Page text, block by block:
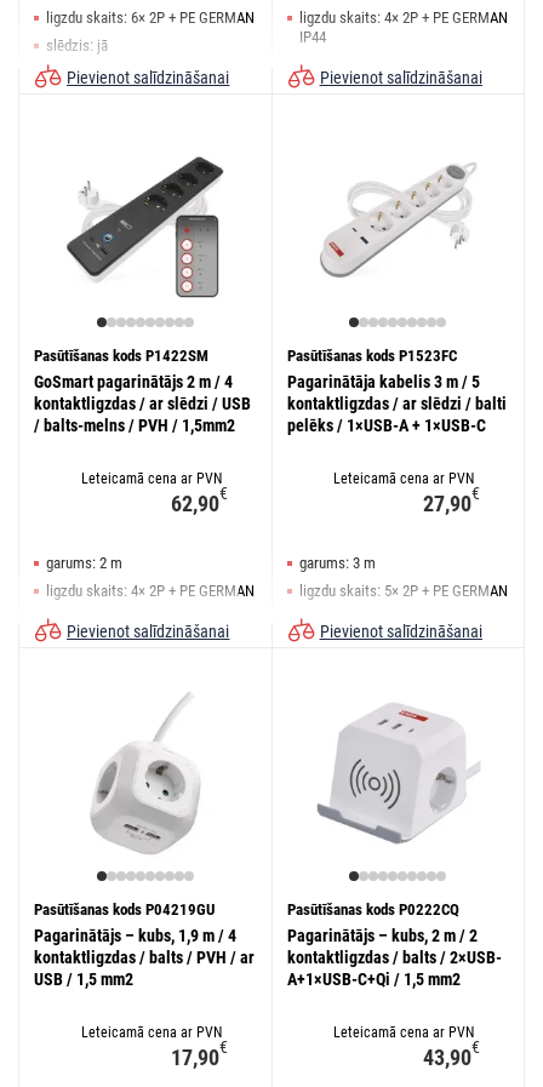
ligzdu skaits: 6× 2P + PE GERMAN
slēdzis: jā
Pievienot salīdzināšanai
ligzdu skaits: 4× 2P + PE GERMAN
IP44
slēdzis: jā
Pievienot salīdzināšanai
Pasūtīšanas kods P1422SM
GoSmart pagarinātājs 2 m / 4
kontaktligzdas / ar slēdzi / USB
/ balts-melns / PVH / 1,5mm2
Leteicamā cena ar PVN
62,90€
garums: 2 m
ligzdu skaits: 4× 2P + PE GERMAN
slēdzis: jā
Pievienot salīdzināšanai
Pasūtīšanas kods P1523FC
Pagarinātāja kabelis 3 m / 5
kontaktligzdas / ar slēdzi / balti
pelēks / 1×USB-A + 1×USB-C
Leteicamā cena ar PVN
27,90€
garums: 3 m
ligzdu skaits: 5× 2P + PE GERMAN
slēdzis: jā
Pievienot salīdzināšanai
Pasūtīšanas kods P04219GU
Pagarinātājs – kubs, 1,9 m / 4
kontaktligzdas / balts / PVH / ar
USB / 1,5 mm2
Leteicamā cena ar PVN
17,90€
Pasūtīšanas kods P0222CQ
Pagarinātājs – kubs, 2 m / 2
kontaktligzdas / balts / 2×USB-
A+1×USB-C+Qi / 1,5 mm2
Leteicamā cena ar PVN
43,90€